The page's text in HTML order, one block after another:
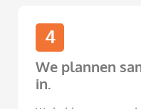
4
We plannen
in.